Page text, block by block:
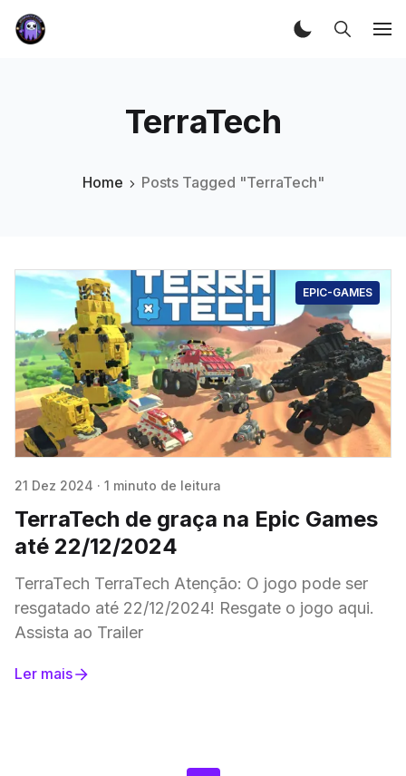
TerraTech
Home Posts Tagged "TerraTech"
EPIC-GAMES
21 Dez 2024 · 1 minuto de leitura
TerraTech de graça na Epic Games
até 22/12/2024
TerraTech TerraTech Atenção: O jogo pode ser
resgatado até 22/12/2024! Resgate o jogo aqui.
Assista ao Trailer
Ler mais